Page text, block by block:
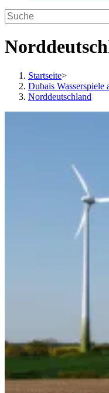
Startseite>
Dubais
Norddeutschland